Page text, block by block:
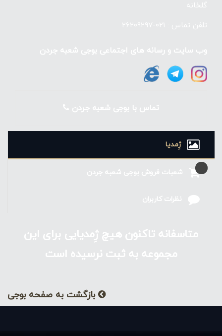
ها می توانند حضوری و از نزدیک اجناس را مورد بررسی
قرار دهند و از مشاوره های کارشناسان حرفه ای این شرکت
نیز بهره مند شوند.
گلخانه
تلفن تماس : ۰۲۱-۲۶۲۰۹۲۹۷
وب سایت و رسانه های اجتماعی بوجی شعبه جردن
تماس با بوجی شعبه جردن
ژِمدیا
شعبات فروش بوجی شعبه جردن
نظرات کاربران
متاسفانه تاکنون هیچ ژِمدیایی برای این
مجموعه به ثبت نرسیده است
بازگشت به صفحه بوجی